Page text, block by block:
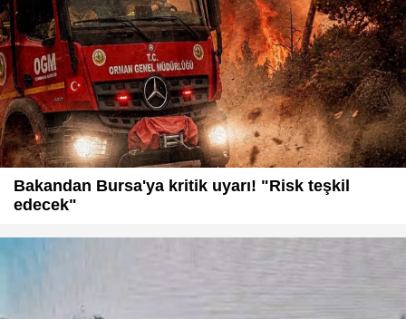
Bakandan Bursa'ya kritik uyarı! "Risk teşkil
edecek"